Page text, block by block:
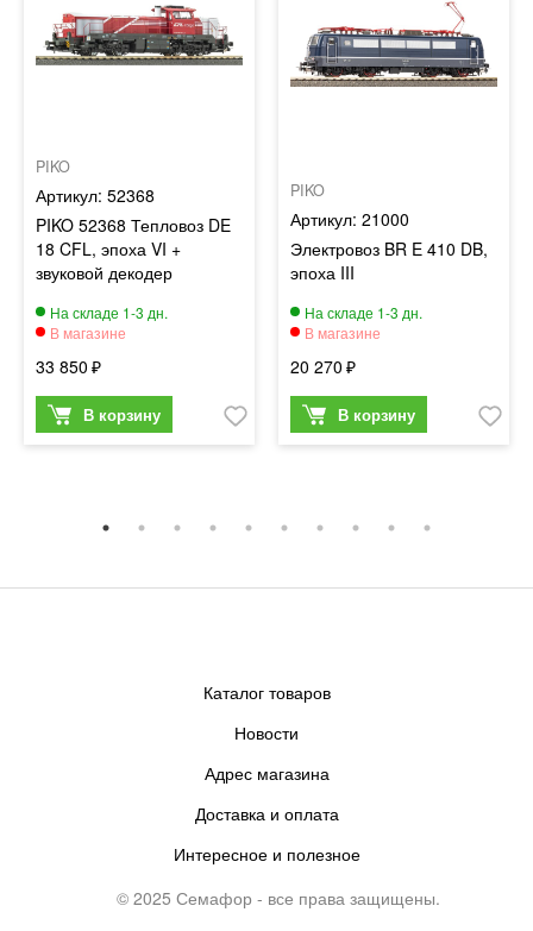
PIKO
52368
PIKO 52368 Тепловоз DE
18 CFL, эпоха VI +
звуковой декодер
33 850
PIKO
21000
Электровоз BR E 410 DB,
эпоха III
20 270
Каталог товаров
Новости
Адрес магазина
Доставка и оплата
Интересное и полезное
© 2025 Семафор - все права защищены.